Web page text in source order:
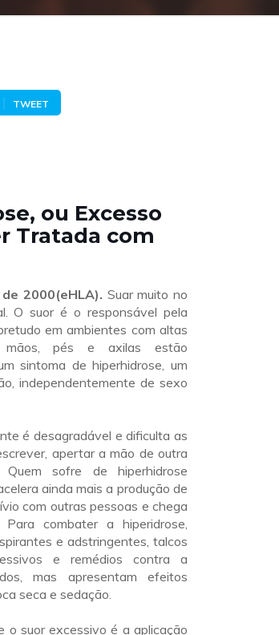
TWEET
ou Excesso
Tratada com
2000(eHLA). Suar muito no
O suor é o responsável pela
em ambientes com altas
mãos, pés e axilas estão
sintoma de hiperhidrose, um
independentemente de sexo
é desagradável e dificulta as
apertar a mão de outra
sofre de hiperhidrose
ainda mais a produção de
com outras pessoas e chega
combater a hiperidrose,
e adstringentes, talcos
e remédios contra a
mas apresentam efeitos
seca e sedação.
o suor excessivo é a aplicação